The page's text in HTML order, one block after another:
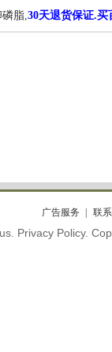
脂,30天退货保证.买
广告服务 联
Privacy Policy.